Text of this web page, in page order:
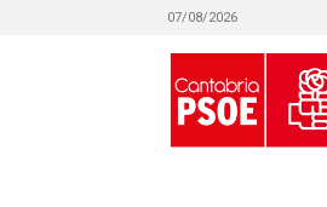
07/08/2026